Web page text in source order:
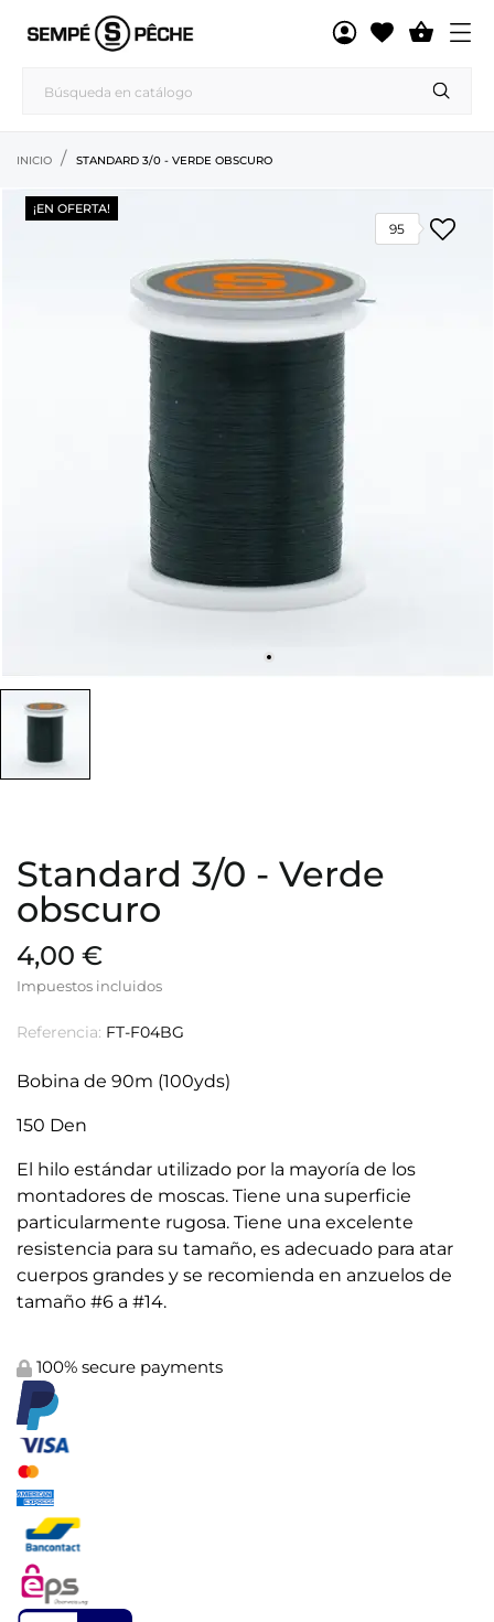

INICIO STANDARD 3/0 - VERDE OBSCURO
¡EN OFERTA!
95
Standard 3/0 - Verde
obscuro
4,00 €
Impuestos incluidos
Referencia: FT-F04BG
Bobina de 90m (100yds)
150 Den
El hilo estándar utilizado por la mayoría de los
montadores de moscas. Tiene una superficie
particularmente rugosa. Tiene una excelente
resistencia para su tamaño, es adecuado para atar
cuerpos grandes y se recomienda en anzuelos de
tamaño #6 a #14.
100% secure payments